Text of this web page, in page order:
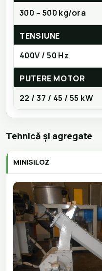
300 – 500 kg/ora
TENSIUNE
400V / 50 Hz
PUTERE MOTOR
22 / 37 / 45 / 55 kW
Tehnică și agregate
MINISILOZ